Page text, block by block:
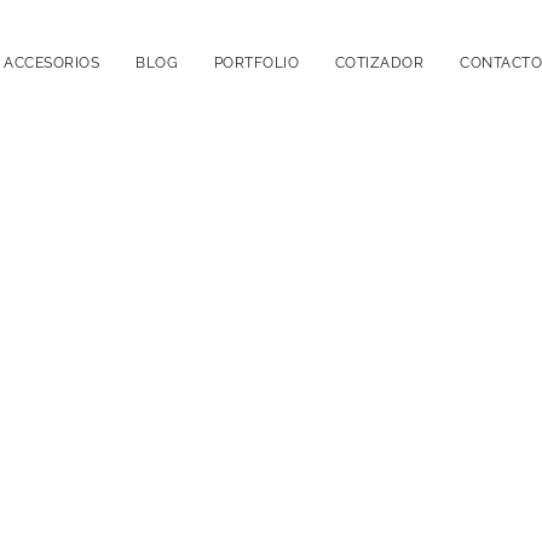
ACCESORIOS BLOG PORTFOLIO COTIZADOR
CONTACTO